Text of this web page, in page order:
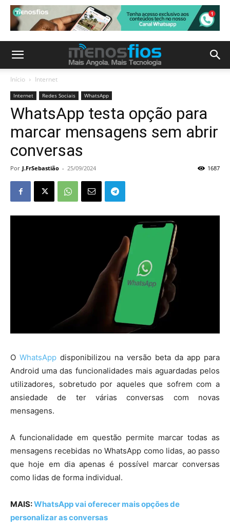
Início Internet
Internet Redes Sociais WhatsApp
WhatsApp testa opção para
marcar mensagens sem abrir
conversas
Por J.FrSebastião - 25/09/2024 1687
O WhatsApp disponibilizou na versão beta da app para
Android uma das funcionalidades mais aguardadas pelos
utilizadores, sobretudo por aqueles que sofrem com a
ansiedade de ter várias conversas com novas
mensagens.
A funcionalidade em questão permite marcar todas as
mensagens recebidas no WhatsApp como lidas, ao passo
que hoje em dia apenas é possível marcar conversas
como lidas de forma individual.
MAIS:WhatsApp vai oferecer mais opções de
personalizar as conversas